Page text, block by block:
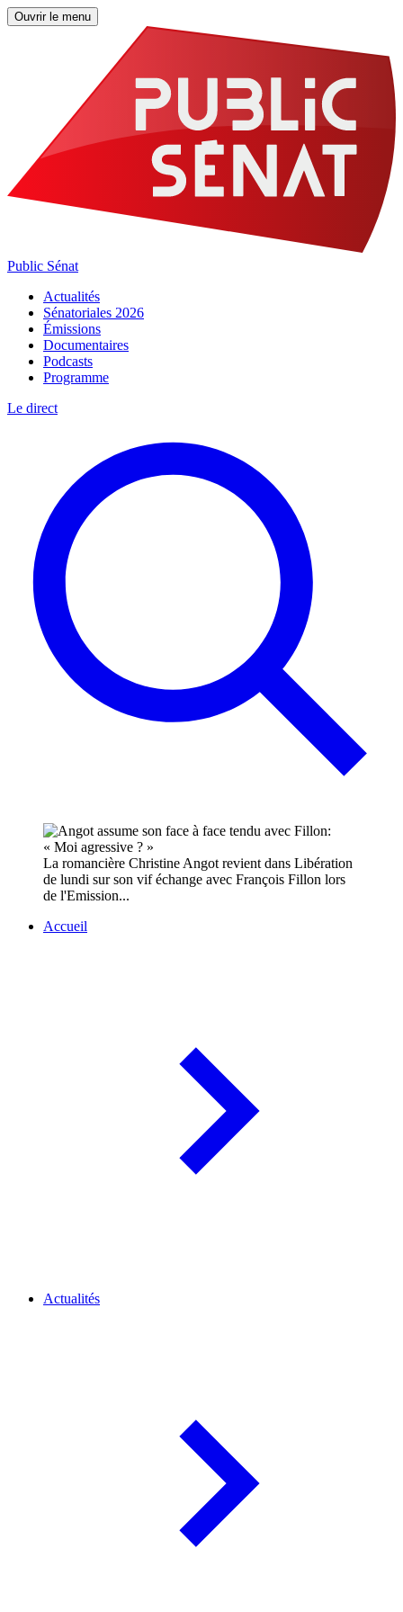
Ouvrir le menu
Public Sénat
Actualités
Sénatoriales 2026
Émissions
Documentaires
Podcasts
Programme
Le direct
La romancière Christine Angot revient dans Libération
de lundi sur son vif échange avec François Fillon lors
de l'Emission...
Accueil
Actualités